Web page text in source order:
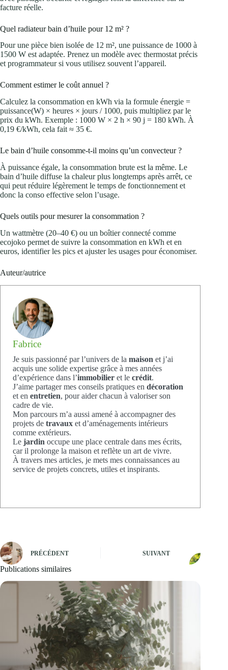
facture réelle.
Quel radiateur bain d’huile pour 12 m² ?
Pour une pièce bien isolée de 12 m², une puissance de 1000 à
1500 W est adaptée. Prenez un modèle avec thermostat précis
et programmateur si vous utilisez souvent l’appareil.
Comment estimer le coût annuel ?
Calculez la consommation en kWh via la formule énergie =
puissance(W) × heures × jours / 1000, puis multipliez par le
prix du kWh. Exemple : 1000 W × 2 h × 90 j = 180 kWh. À
0,19 €/kWh, cela fait ≈ 35 €.
Le bain d’huile consomme-t-il moins qu’un convecteur ?
À puissance égale, la consommation brute est la même. Le
bain d’huile diffuse la chaleur plus longtemps après arrêt, ce
qui peut réduire légèrement le temps de fonctionnement et
donc la conso effective selon l’usage.
Quels outils pour mesurer la consommation ?
Un wattmètre (20–40 €) ou un boîtier connecté comme
ecojoko permet de suivre la consommation en kWh et en
euros, identifier les pics et ajuster les usages pour économiser.
Auteur/autrice
Fabrice
Je suis passionné par l’univers de la maison et j’ai
acquis une solide expertise grâce à mes années
d’expérience dans l’immobilier et le crédit.
J’aime partager mes conseils pratiques en décoration
et en entretien, pour aider chacun à valoriser son
cadre de vie.
Mon parcours m’a aussi amené à accompagner des
projets de travaux et d’aménagements intérieurs
comme extérieurs.
Le jardin occupe une place centrale dans mes écrits,
car il prolonge la maison et reflète un art de vivre.
À travers mes articles, je mets mes connaissances au
service de projets concrets, utiles et inspirants.
PRÉCÉDENT SUIVANT
Publications similaires